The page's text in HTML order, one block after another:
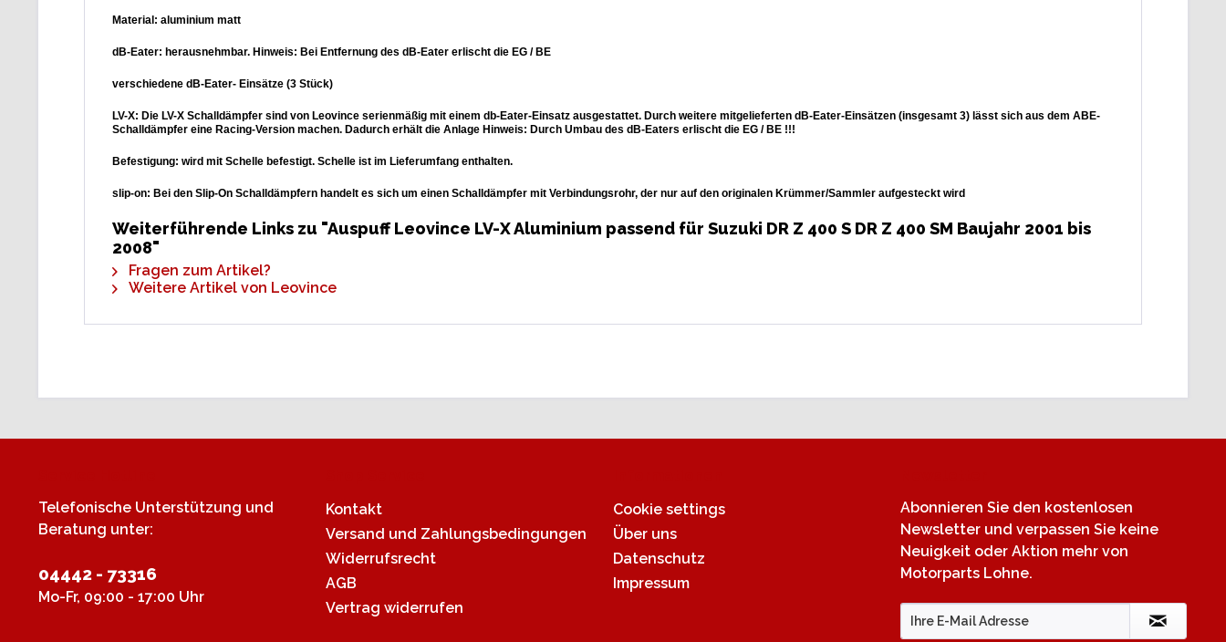
Material: aluminium matt
dB-Eater: herausnehmbar. Hinweis: Bei Entfernung des dB-Eater erlischt die EG / BE
verschiedene dB-Eater- Einsätze (3 Stück)
LV-X: Die LV-X Schalldämpfer sind von Leovince serienmäßig mit einem db-Eater-Einsatz ausgestattet. Durch weitere mitgelieferten dB-Eater-Einsätzen (insgesamt 3) lässt sich aus dem ABE-
Schalldämpfer eine Racing-Version machen. Dadurch erhält die Anlage Hinweis: Durch Umbau des dB-Eaters erlischt die EG / BE !!!
Befestigung: wird mit Schelle befestigt. Schelle ist im Lieferumfang enthalten.
slip-on: Bei den Slip-On Schalldämpfern handelt es sich um einen Schalldämpfer mit Verbindungsrohr, der nur auf den originalen Krümmer/Sammler aufgesteckt wird
Weiterführende Links zu "Auspuff Leovince LV-X Aluminium passend für Suzuki DR Z 400 S DR Z 400 SM Baujahr 2001 bis
2008"
Fragen zum Artikel?
Weitere Artikel von Leovince
Telefonische Unterstützung und
Beratung unter:
04442 - 73316
Mo-Fr, 09:00 - 17:00 Uhr
Kontakt
Versand und Zahlungsbedingungen
Widerrufsrecht
AGB
Vertrag widerrufen
Cookie settings
Über uns
Datenschutz
Impressum
Abonnieren Sie den kostenlosen
Newsletter und verpassen Sie keine
Neuigkeit oder Aktion mehr von
Motorparts Lohne.